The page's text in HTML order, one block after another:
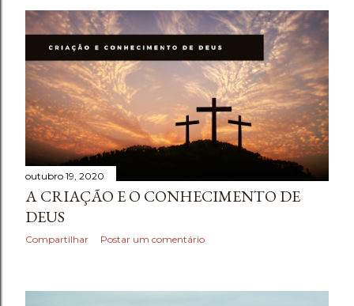
outubro 19, 2020
A CRIAÇÃO E O CONHECIMENTO DE
DEUS
Compartilhar Postar um comentário